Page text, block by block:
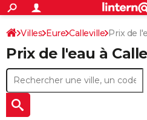
ACTUALITÉS
Politique
Société
Faits Divers
Education
Monde
Villes
+
SPORT
Coupe du monde 2026
Football
Tennis
Cyclisme
Rugby
Forum
Programme TV
TNTStreaming
Cinéma
Sorties cinéma
Musique
Retraite
Impôts
Epargne
Immobilier
Risques naturels par ville
Banque
Assurance
Crédit
AUTO
Villes Eure Calleville Prix de
Prix de l'eau à